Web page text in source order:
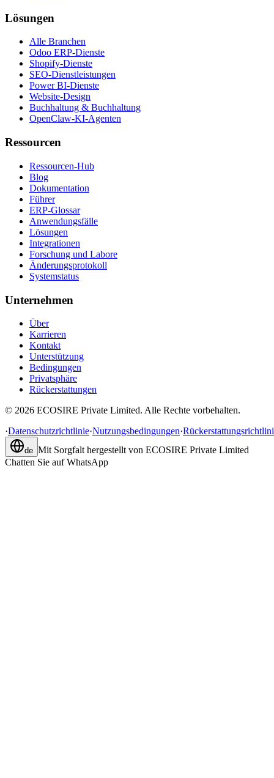
Lösungen
Alle Branchen
Odoo ERP-Dienste
Shopify-Dienste
SEO-Dienstleistungen
Power BI-Dienste
Website-Design
Buchhaltung & Buchhaltung
OpenClaw-KI-Agenten
Ressourcen
Ressourcen-Hub
Blog
Dokumentation
Führer
ERP-Glossar
Anwendungsfälle
Lösungen
Integrationen
Forschung und Labore
Änderungsprotokoll
Systemstatus
Unternehmen
Über
Karrieren
Kontakt
Unterstützung
Bedingungen
Privatsphäre
Rückerstattungen
© 2026 ECOSIRE Private Limited. Alle Rechte vorbehalten.
·Datenschutzrichtlinie·Nutzungsbedingungen·
de Mit Sorgfalt hergestellt von ECOSIRE Private Limited
Chatten Sie auf WhatsApp